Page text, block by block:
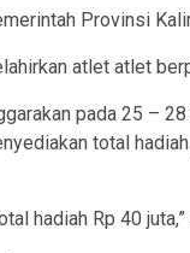
Provinsi
atlet atlet
pada 25 –
total
hadiah Rp 40 juta,”